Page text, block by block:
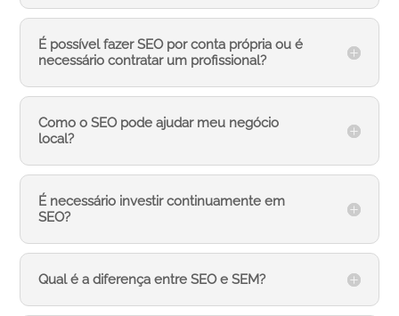
É possível fazer SEO por conta própria ou é
necessário contratar um profissional?
Como o SEO pode ajudar meu negócio
local?
É necessário investir continuamente em
SEO?
Qual é a diferença entre SEO e SEM?